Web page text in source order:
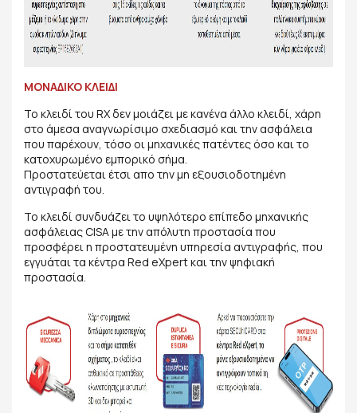
ΜΟΝΑΔΙΚΟ ΚΛΕΙΔΙ
Το κλειδί του RX δεν μοιάζει με κανένα άλλο κλειδί, χάρη
στο άμεσα αναγνωρίσιμο σχεδιασμό και την ασφάλεια
που παρέχουν, τόσο οι μηχανικές πατέντες όσο και το
κατοχυρωμένο εμπορικό σήμα.
Προστατεύεται έτσι απο την μη εξουσιοδοτημένη
αντιγραφή του.
Το κλειδί συνδυάζει το υψηλότερο επίπεδο μηχανικής
ασφάλειας CISA με την απόλυτη προστασία που
προσφέρει η προστατευμένη υπηρεσία αντιγραφής, που
εγγυάται τα κέντρα Red eXpert και την ψηφιακή
προστασία.